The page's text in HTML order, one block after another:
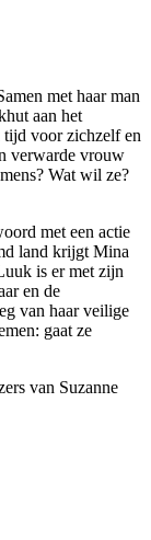
met haar man
aan het
voor zichzelf en
verwarde vrouw
Wat wil ze?
met een actie
land krijgt Mina
is er met zijn
en de
van haar veilige
gaat ze
van Suzanne